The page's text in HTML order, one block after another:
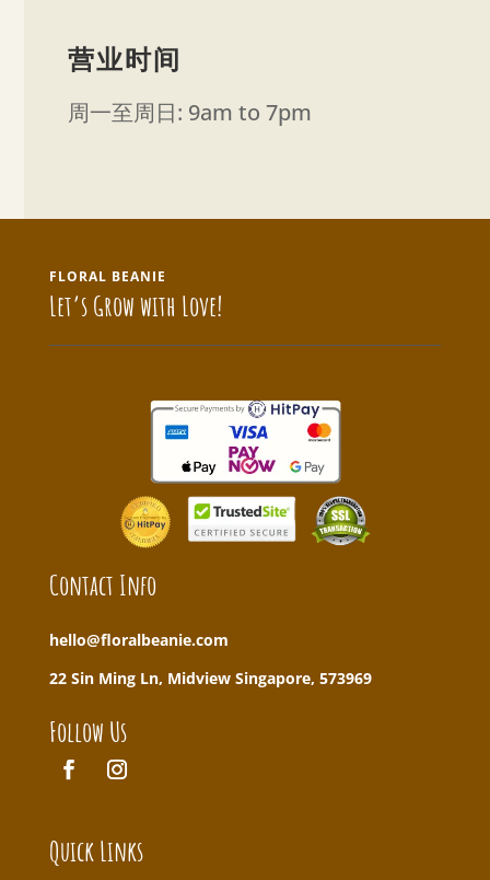
营业时间
周一至周日: 9am to 7pm
FLORAL BEANIE
Let’s Grow with Love!
Contact Info
hello@floralbeanie.com
22 Sin Ming Ln, Midview Singapore, 573969
Follow Us
Quick Links